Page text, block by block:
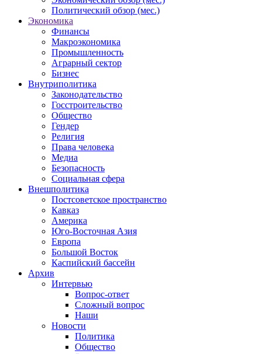
Политический обзор (мес.)
Экономика
Финансы
Макроэкономика
Промышленность
Аграрный сектор
Бизнес
Внутриполитика
Законодательство
Госстроительство
Общество
Гендер
Религия
Права человека
Медиа
Безопасность
Социальная сфера
Внешполитика
Постсоветское пространство
Кавказ
Америка
Юго-Восточная Азия
Европа
Большой Восток
Каспийский бассейн
Архив
Интервью
Вопрос-ответ
Сложный вопрос
Наши
Новости
Политика
Общество